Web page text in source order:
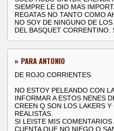
SIEMPRE LE DIO MAS
REGATAS NO TANTO COMO
NO SOY DE NINGUNO DE
DEL BASQUET CORRENTINO.
» PARA ANTONIO
DE ROJO CORRIENTES.
NO ESTOY PELEANDO CON
INFORMAR A ESTOS NENES
CREEN Q SON LOS LAKERS
REALISTAS.
SI LEISTE MIS
CUENTA QUE NO NIEGO Q